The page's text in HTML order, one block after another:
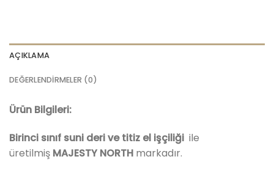
AÇIKLAMA
DEĞERLENDIRMELER (0)
Ürün Bilgileri:
Birinci sınıf suni deri ve titiz el işçiliği ile
üretilmiş MAJESTY NORTH markadır.